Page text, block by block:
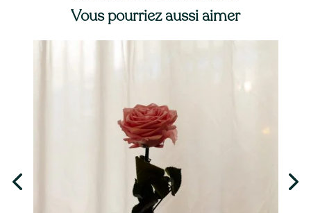
Vous pourriez aussi aimer